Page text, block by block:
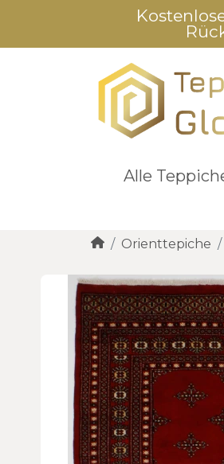
Alle
Orienttepiche